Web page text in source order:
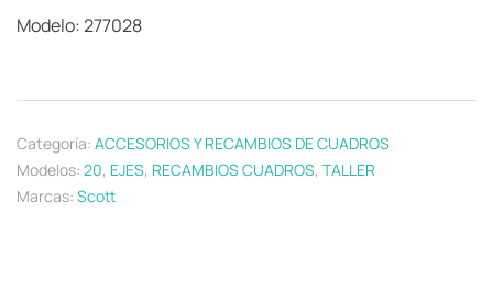
Modelo: 277028
Categoría: ACCESORIOS Y RECAMBIOS DE CUADROS
Modelos: 20, EJES, RECAMBIOS CUADROS, TALLER
Marcas: Scott